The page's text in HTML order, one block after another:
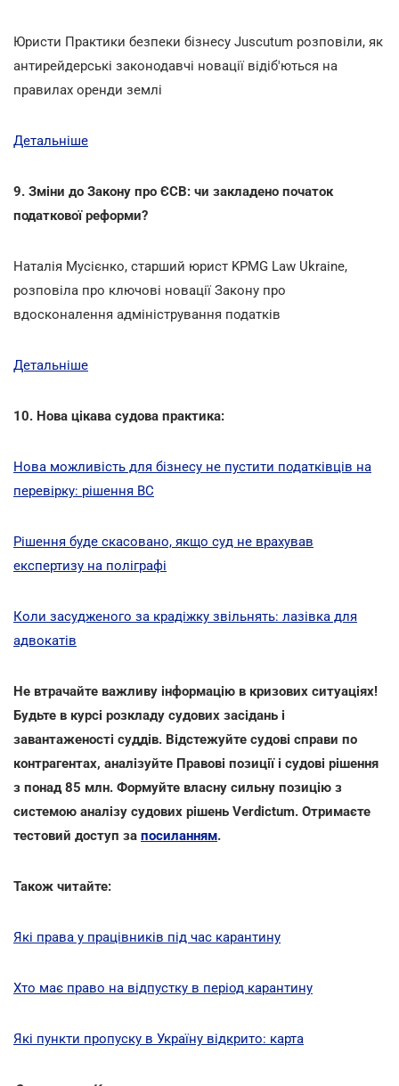
Юристи Практики безпеки бізнесу Juscutum розповіли, як
антирейдерські законодавчі новації відіб'ються на
правилах оренди землі
Детальніше
9. Зміни до Закону про ЄСВ: чи закладено початок
податкової реформи?
Наталія Мусієнко, старший юрист KPMG Law Ukraine,
розповіла про ключові новації Закону про
вдосконалення адміністрування податків
Детальніше
10. Нова цікава судова практика:
Нова можливість для бізнесу не пустити податківців на
перевірку: рішення ВС
Рішення буде скасовано, якщо суд не врахував
експертизу на поліграфі
Коли засудженого за крадіжку звільнять: лазівка для
адвокатів
Не втрачайте важливу інформацію в кризових ситуаціях!
Будьте в курсі розкладу судових засідань і
завантаженості суддів. Відстежуйте судові справи по
контрагентах, аналізуйте Правові позиції і судові рішення
з понад 85 млн. Формуйте власну сильну позицію з
системою аналізу судових рішень Verdictum. Отримаєте
тестовий доступ за посиланням.
Також читайте:
Які права у працівників під час карантину
Хто має право на відпустку в період карантину
Які пункти пропуску в Україну відкрито: карта